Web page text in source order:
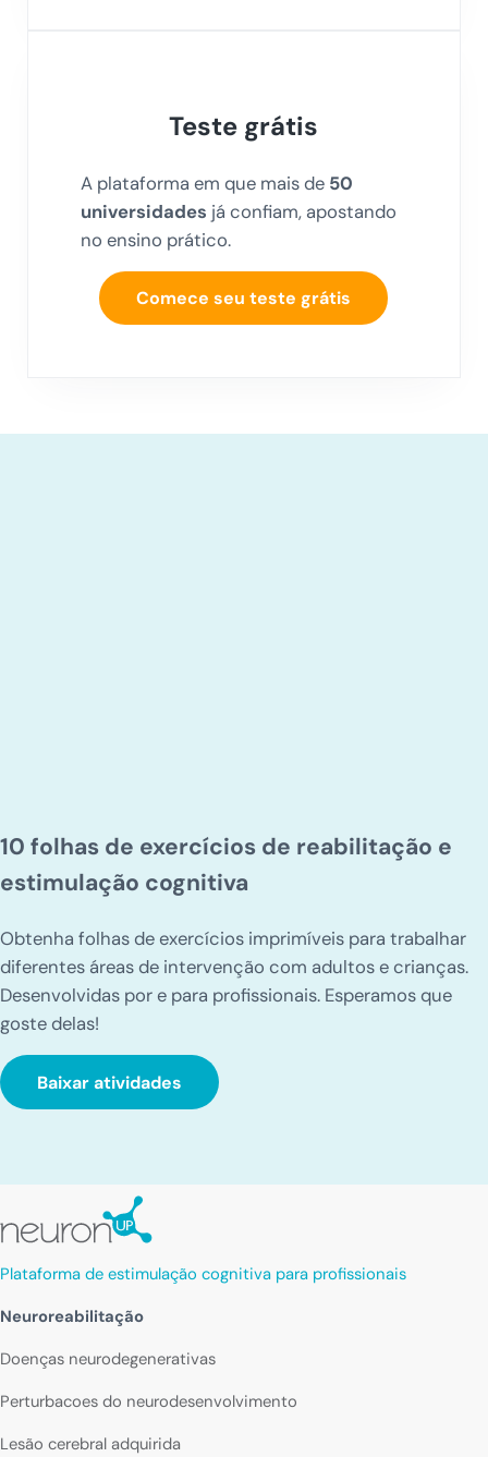
Teste grátis
A plataforma em que mais de 50
universidades já confiam, apostando
no ensino prático.
Comece seu teste grátis
10 folhas de exercícios de reabilitação e
estimulação cognitiva
Obtenha folhas de exercícios imprimíveis para trabalhar
diferentes áreas de intervenção com adultos e crianças.
Desenvolvidas por e para profissionais. Esperamos que
goste delas!
Baixar atividades
Plataforma de estimulação cognitiva para profissionais
Neuroreabilitação
Doenças neurodegenerativas
Perturbacoes do neurodesenvolvimento
Lesão cerebral adquirida